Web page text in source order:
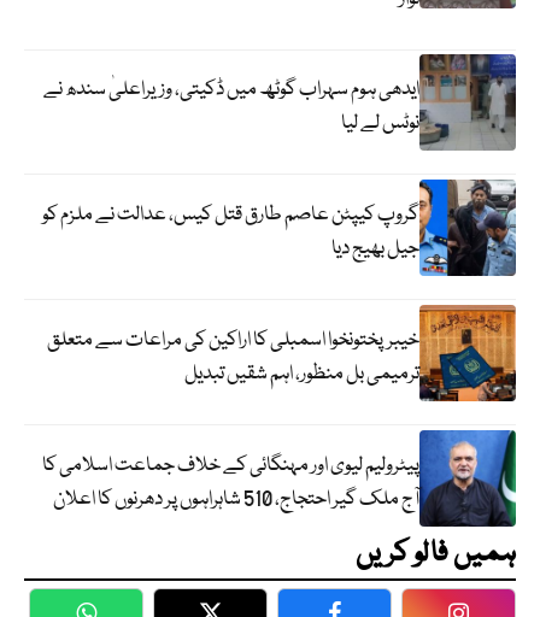
ایدھی ہوم سہراب گوٹھ میں ڈکیتی، وزیراعلیٰ سندھ نے
نوٹس لے لیا
گروپ کیپٹن عاصم طارق قتل کیس، عدالت نے ملزم کو
جیل بھیج دیا
خیبرپختونخوا اسمبلی کا اراکین کی مراعات سے متعلق
ترمیمی بل منظور، اہم شقیں تبدیل
پیٹرولیم لیوی اور مہنگائی کے خلاف جماعت اسلامی کا
آج ملک گیر احتجاج، 510 شاہراہوں پر دھرنوں کا اعلان
ہمیں فالو کریں